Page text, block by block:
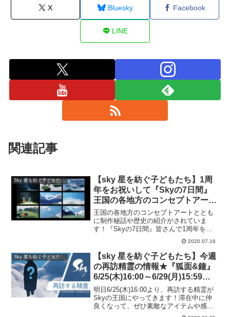
X Bluesky Facebook
LINE
関連記事
Sky 星を紡ぐ子どもたち・
【sky 星を紡ぐ子どもたち】1周
年をお祝いして『Skyの7日間』
王国の各地方のコンセプトアート
と制作秘話などが公開されまし
た！7日分まとめてみました♪
王国の各地方のコンセプトアートととも
に制作秘話や歴史の紹介がされていま
す！『Skyの7日間』皆さんで1周年をお
祝いしましょう！！１日目は「孤島」こ
れから1週間『Skyの7日間』と題し、王
国の各地方のコンセプトアートとともに
#thatsky...
2020.07.16
Sky 星を紡ぐ子どもたち・
【sky 星を紡ぐ子どもたち】今週
の再訪精霊の情報★『狐面&鐘』
6/25(木)16:00～6/29(月)15:59ま
で！必要なキャンドル数は？？
明日6/25(木)16:00より、再訪する精霊が
Skyの王国にやってきます！滞在中に仲
良くなって、ぜひ素敵なアイテムや感情
表現を教わりましょう✨新しい星の子ど